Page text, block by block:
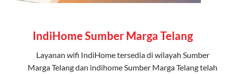
IndiHome Sumber Marga Telang
Layanan wifi IndiHometersedia di wilayah Sumber
Marga Telang dan indihome Sumber Marga Telang telah